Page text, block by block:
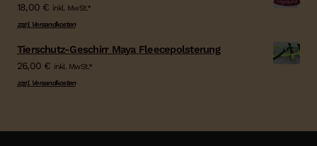
18,00 € inkl. MwSt.*
zzgl. Versandkosten
Tierschutz-Geschirr Maya Fleecepolsterung
26,00 € inkl. MwSt.*
zzgl. Versandkosten